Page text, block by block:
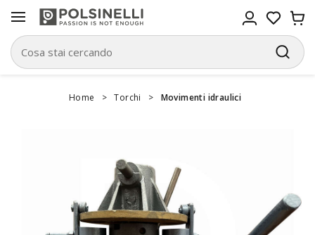
Home > Torchi > Movimenti idraulici